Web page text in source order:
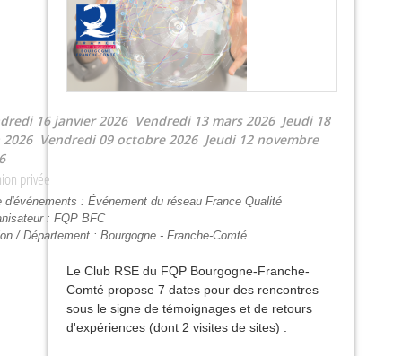
16 janvier 2026 Vendredi 13 mars 2026 Jeudi 18
Vendredi 09 octobre 2026 Jeudi 12 novembre
privée
d'événements : Événement du réseau France Qualité
: FQP BFC
/ Département : Bourgogne - Franche-Comté
Le Club RSE du FQP Bourgogne-Franche-
Comté propose 7 dates pour des rencontres
sous le signe de témoignages et de retours
d'expériences (dont 2 visites de sites) :